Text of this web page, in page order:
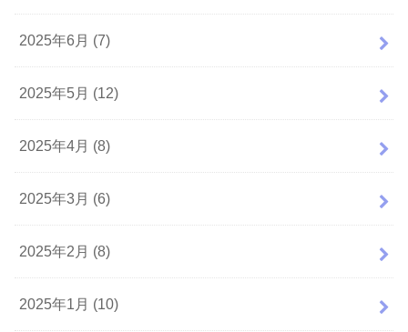
2025年6月 (7)
2025年5月 (12)
2025年4月 (8)
2025年3月 (6)
2025年2月 (8)
2025年1月 (10)